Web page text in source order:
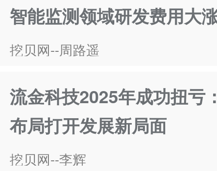
智能监测领域研发费用大
挖贝网--周路遥
流金科技2025年成功扭亏
布局打开发展新局面
挖贝网--李辉